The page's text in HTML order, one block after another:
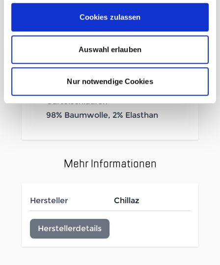
Cookies zulassen
Auswahl erlauben
Nur notwendige Cookies
Aufgeschlagener Saum
Blumen Stick an der
Gesäßtasche
Leichte Waschung für den Retro
Eine Gesäßtasche mit Stickerei
Gürtelschlaufen
98% Baumwolle, 2% Elasthan
Mehr Informationen
Hersteller Chillaz
Herstellerdetails